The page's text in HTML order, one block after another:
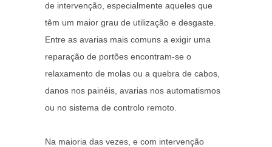
de intervenção, especialmente aqueles que
têm um maior grau de utilização e desgaste.
Entre as avarias mais comuns a exigir uma
reparação de portões encontram-se o
relaxamento de molas ou a quebra de cabos,
danos nos painéis, avarias nos automatismos
ou no sistema de controlo remoto.
Na maioria das vezes, e com intervenção